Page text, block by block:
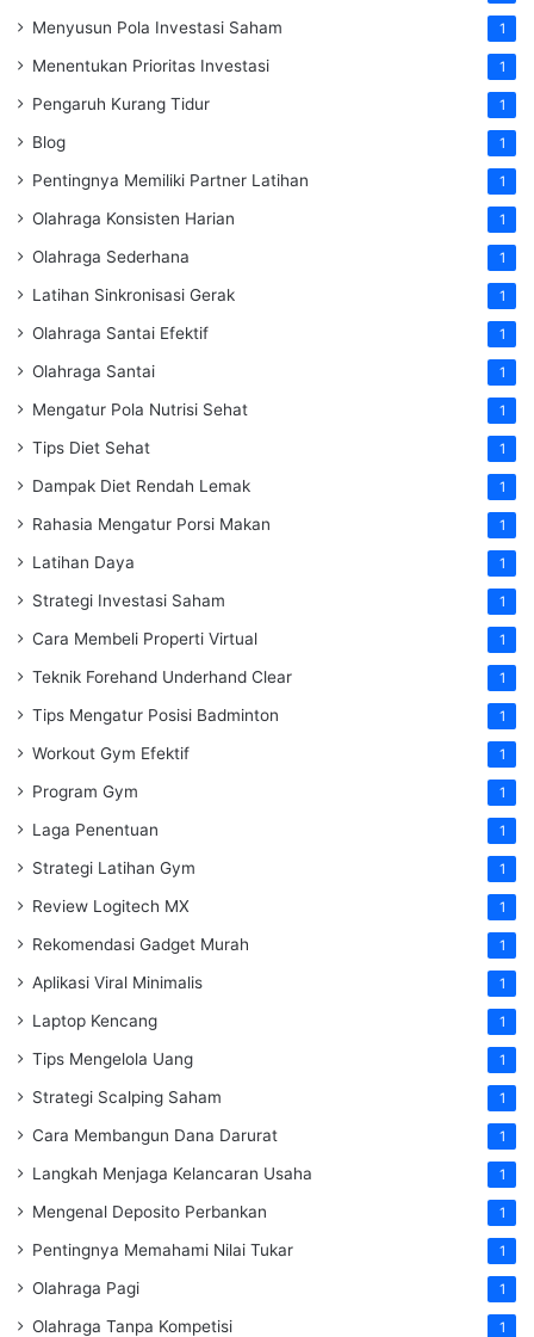
Menyusun Pola Investasi Saham 1
Menentukan Prioritas Investasi 1
Pengaruh Kurang Tidur 1
Blog 1
Pentingnya Memiliki Partner Latihan 1
Olahraga Konsisten Harian 1
Olahraga Sederhana 1
Latihan Sinkronisasi Gerak 1
Olahraga Santai Efektif 1
Olahraga Santai 1
Mengatur Pola Nutrisi Sehat 1
Tips Diet Sehat 1
Dampak Diet Rendah Lemak 1
Rahasia Mengatur Porsi Makan 1
Latihan Daya 1
Strategi Investasi Saham 1
Cara Membeli Properti Virtual 1
Teknik Forehand Underhand Clear 1
Tips Mengatur Posisi Badminton 1
Workout Gym Efektif 1
Program Gym 1
Laga Penentuan 1
Strategi Latihan Gym 1
Review Logitech MX 1
Rekomendasi Gadget Murah 1
Aplikasi Viral Minimalis 1
Laptop Kencang 1
Tips Mengelola Uang 1
Strategi Scalping Saham 1
Cara Membangun Dana Darurat 1
Langkah Menjaga Kelancaran Usaha 1
Mengenal Deposito Perbankan 1
Pentingnya Memahami Nilai Tukar 1
Olahraga Pagi 1
Olahraga Tanpa Kompetisi 1